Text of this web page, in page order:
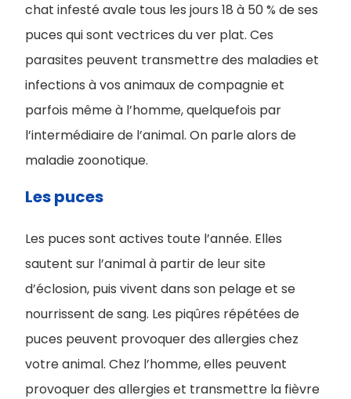
chat infesté avale tous les jours 18 à 50 % de ses
puces qui sont vectrices du ver plat. Ces
parasites peuvent transmettre des maladies et
infections à vos animaux de compagnie et
parfois même à l’homme, quelquefois par
l’intermédiaire de l’animal. On parle alors de
maladie zoonotique.
Les puces
Les puces sont actives toute l’année. Elles
sautent sur l’animal à partir de leur site
d’éclosion, puis vivent dans son pelage et se
nourrissent de sang. Les piqûres répétées de
puces peuvent provoquer des allergies chez
votre animal. Chez l’homme, elles peuvent
provoquer des allergies et transmettre la fièvre